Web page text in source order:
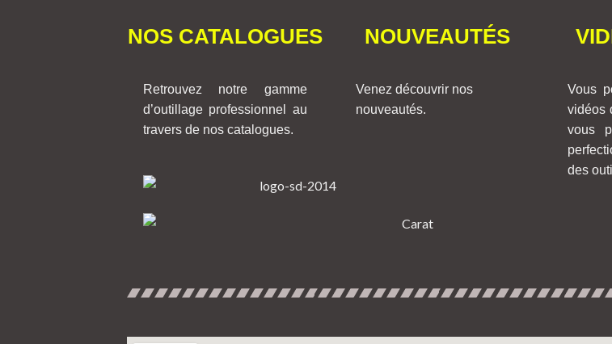
NOS CATALOGUES NOUVEAUTÉS
Retrouvez notre gamme
d’outillage professionnel au
travers de nos catalogues.
Venez découvrir nos
nouveautés.
Vous
vidéos
vous
des